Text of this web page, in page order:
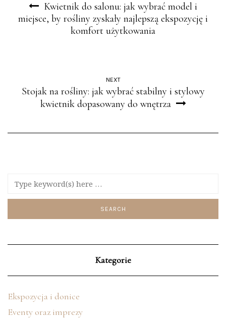
Kwietnik do salonu: jak wybrać model i
miejsce, by rośliny zyskały najlepszą ekspozycję i
komfort użytkowania
NEXT
Stojak na rośliny: jak wybrać stabilny i stylowy
kwietnik dopasowany do wnętrza
Kategorie
Ekspozycja i donice
Eventy oraz imprezy